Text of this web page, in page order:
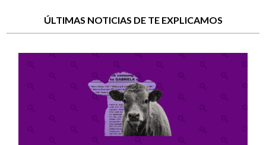
ÚLTIMAS NOTICIAS DE TE EXPLICAMOS